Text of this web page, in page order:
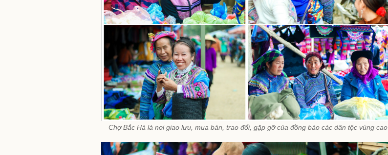
Chợ Bắc Hà là nơi giao lưu, mua bán, trao đổi, gặp gỡ của đồng bào các dân tộc vùng cao